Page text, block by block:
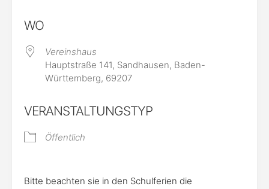
WO
Vereinshaus
Hauptstraße 141, Sandhausen, Baden-
Württemberg, 69207
VERANSTALTUNGSTYP
Öffentlich
Bitte beachten sie in den Schulferien die